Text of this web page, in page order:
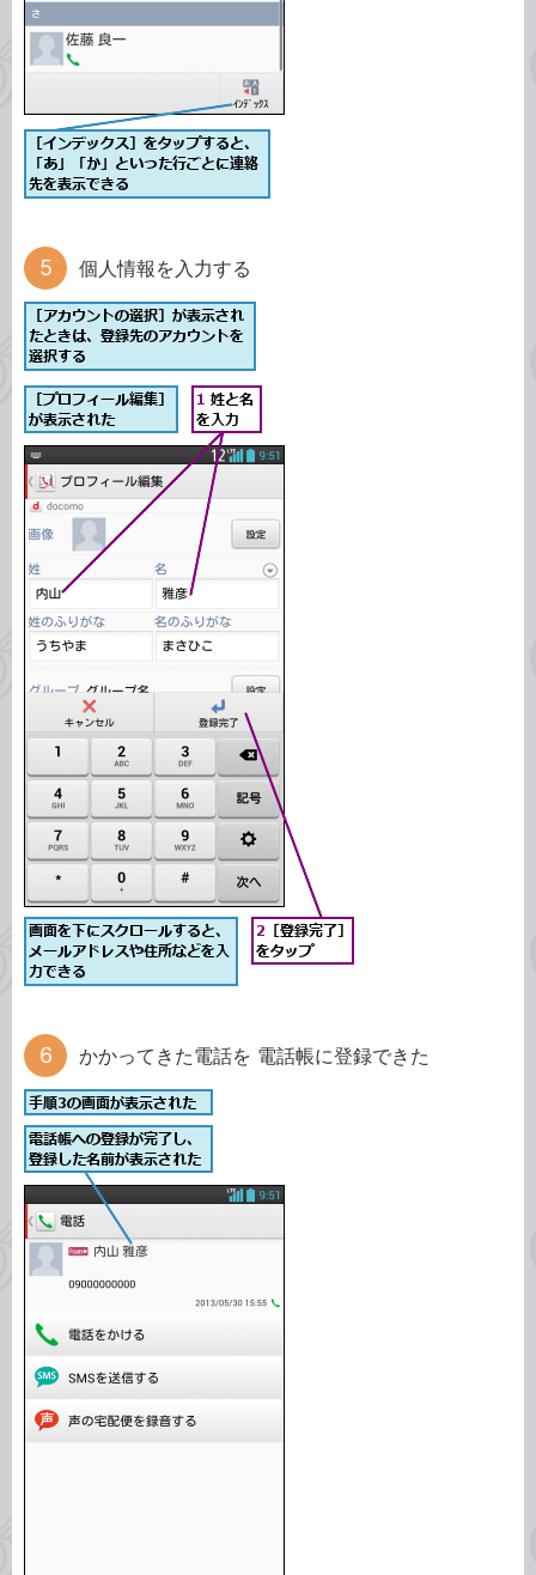
個人情報を入力する
かかってきた電話を 電話帳に登録できた